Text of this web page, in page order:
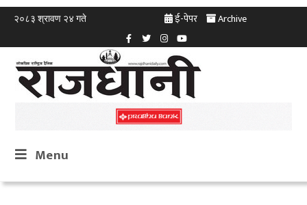
२०८३ श्रावण २४ गते ई-पेपर Archive
Menu